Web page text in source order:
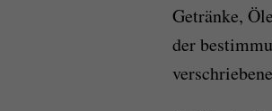
Getränke,
der